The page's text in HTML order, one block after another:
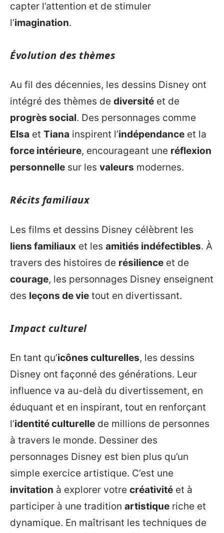
capter l’attention et de stimuler
l’imagination.
Évolution des thèmes
Au fil des décennies, les dessins Disney ont
intégré des thèmes de diversité et de
progrès social. Des personnages comme
Elsa et Tiana inspirent l’indépendance et la
force intérieure, encourageant une réflexion
personnelle sur les valeurs modernes.
Récits familiaux
Les films et dessins Disney célèbrent les
liens familiaux et les amitiés indéfectibles. À
travers des histoires de résilience et de
courage, les personnages Disney enseignent
des leçons de vie tout en divertissant.
Impact culturel
En tant qu’icônes culturelles, les dessins
Disney ont façonné des générations. Leur
influence va au-delà du divertissement, en
éduquant et en inspirant, tout en renforçant
l’identité culturelle de millions de personnes
à travers le monde. Dessiner des
personnages Disney est bien plus qu’un
simple exercice artistique. C’est une
invitation à explorer votre créativité et à
participer à une tradition artistique riche et
dynamique. En maîtrisant les techniques de